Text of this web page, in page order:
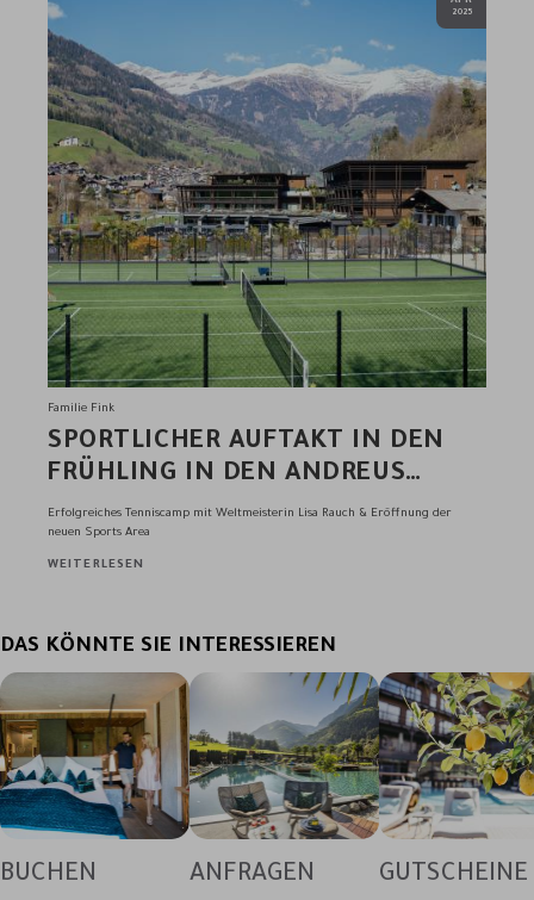
2025
SPORTLICHER AUFTAKT IN DEN
FRÜHLING IN DEN ANDREUS
RESORTS
Erfolgreiches Tenniscamp mit Weltmeisterin Lisa Rauch & Eröffnung der
neuen Sports Area
Familie Fink
WEITERLESEN
DAS KÖNNTE SIE INTERESSIEREN
BUCHEN ANFRAGEN GUTSCHEINE